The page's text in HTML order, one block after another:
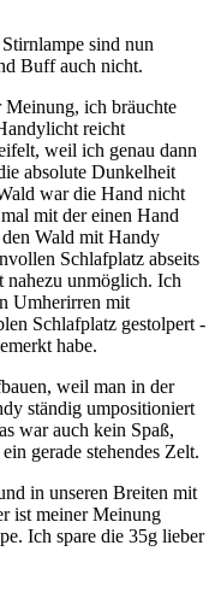
sind nun
Buff auch nicht.
Meinung, ich bräuchte
reicht
weil ich genau dann
absolute Dunkelheit
war die Hand nicht
mit der einen Hand
den Wald mit Handy
Schlafplatz abseits
nahezu unmöglich. Ich
Umherirren mit
Schlafplatz gestolpert -
habe.
weil man in der
ständig umpositioniert
war auch kein Spaß,
gerade stehendes Zelt.
in unseren Breiten mit
ist meiner Meinung
Ich spare die 35g lieber